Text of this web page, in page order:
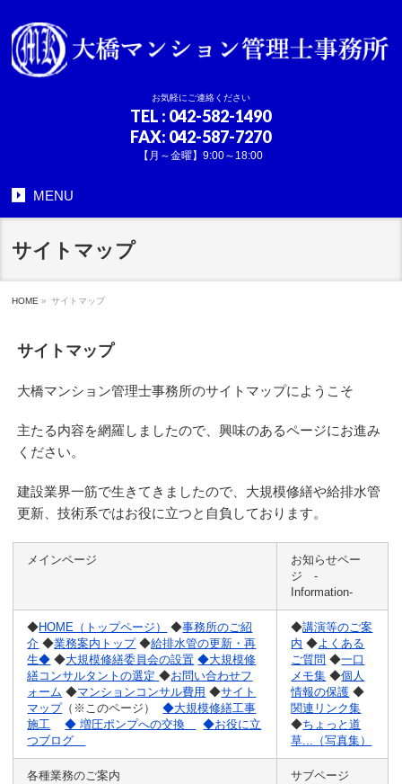
お気軽にご連絡ください
TEL : 042-582-1490
FAX: 042-587-7270
【月～金曜】9:00～18:00
MENU
サイトマップ
HOME » サイトマップ
サイトマップ
大橋マンション管理士事務所のサイトマップにようこそ
主たる内容を網羅しましたので、興味のあるページにお進み
ください。
建設業界一筋で生きてきましたので、大規模修繕や給排水管
更新、技術系ではお役に立つと自負しております。
メインページ
お知らせペー
ジ -
Information-
◆HOME（トップページ） ◆事務所のご紹
介 ◆業務案内トップ◆給排水管の更新・再
生◆ ◆大規模修繕委員会の設置 ◆大規模修
繕コンサルタントの選定◆お問い合わせフ
ォーム ◆マンションコンサル費用 ◆サイト
マップ（※このページ）◆大規模修繕工事
施工
◆ 増圧ポンプへの交換
◆お役に立
つブログ
◆講演等のご案
内 ◆よくある
ご質問 ◆一口
メモ集 ◆個人
情報の保護 ◆
関連リンク集
◆ちょっと道
草...（写真集）
各種業務のご案内 サブページ